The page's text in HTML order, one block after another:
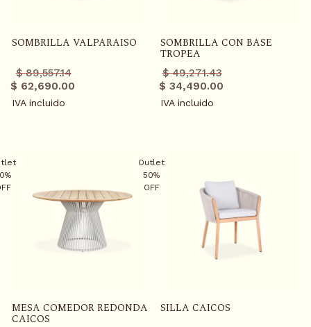
SOMBRILLA VALPARAISO
Precio
regular
$ 89,557.14
$ 62,690.00
Precio
promo
IVA incluido
SOMBRILLA CON BASE
TROPEA
Precio
regular
$ 49,271.43
$ 34,490.00
Precio
promo
IVA incluido
MESA COMEDOR REDONDA
CAICOS
SILLA CAICOS
Outlet
50%
OFF